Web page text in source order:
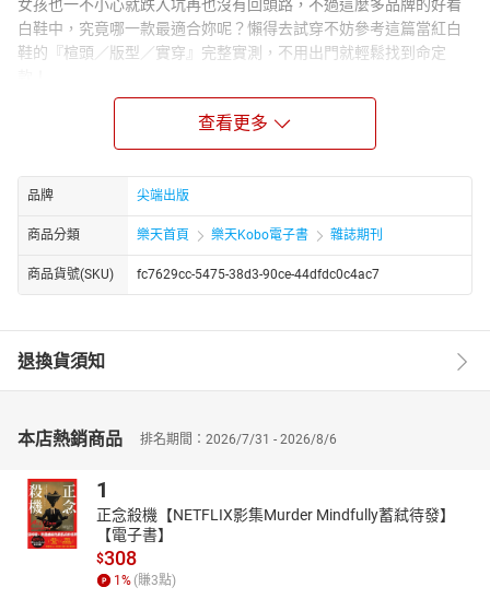
女孩也一不小心就跌入坑再也沒有回頭路，不過這麼多品牌的好看
白鞋中，究竟哪一款最適合妳呢？懶得去試穿不妨參考這篇當紅白
鞋的『楦頭／版型／實穿』完整實測，不用出門就輕鬆找到命定
2019秋冬新作「五大最該買粉底」總集合！乾、油肌全得救～肌膚
艷抹來增強自身魅力！現在的底妝產品其實幾乎都進化到隨意塗抹
就上手，不需要複雜的上妝技巧，就能展現完美膚質～這時，挑選
適合自己的粉底液就是非常重要的關鍵，除了色號要符合自己的肌
膚色調，粉底的質地使用感及訴求，更要貼近自己的需要才行～這
次小編特別整理出2019最新必買底妝，特過這次的介紹分析，希望
不用再上網狂搜！荷包暴瘦也要買！無雷精華命定款名單！通通讓
妳細緻嫩膚自帶迷人光！
深入保養，讓保養效果更加乘有效～但在保養中精華液算是比較高
部推薦的必買精華液，好用到瘋狂囤貨，現在就來看看有那些？
好評99.9↑除了大眾貨，「身體乳」特搜這些「私房款」也超棒！
天氣變冷了，是不是感覺到身體肌膚變得越來越乾了呢？為了不讓
乾燥引起不適，沐浴後別忘了使用身體保養好好滋潤肌膚，揮別粗
糙感回到柔嫩細緻的膚觸。而市面上有很多身體乳評價都很好，想
查看更多
品牌 尖端出版
商品分類 樂天首頁 樂天Kobo電子書 雜誌期刊
商品貨號(SKU) fc7629cc-5475-38d3-90ce-44dfdc0c4ac7
退換貨須知
本店熱銷商品 排名期間：2026/7/31 - 2026/8/6
1
正念殺機【NETFLIX影集Murder Mindfully蓄弒待發】
【電子書】
$308
1 % (賺3點)